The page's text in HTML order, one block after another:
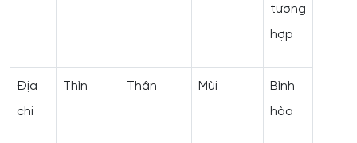
tương
hợp
Địa
chi
Thìn Thân Mùi
Bình
hòa